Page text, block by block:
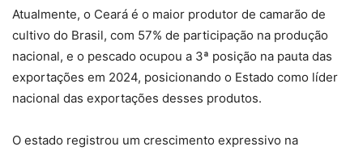
Atualmente, o Ceará é o maior produtor de camarão de
cultivo do Brasil, com 57% de participação na produção
nacional, e o pescado ocupou a 3ª posição na pauta das
exportações em 2024, posicionando o Estado como líder
nacional das exportações desses produtos.
O estado registrou um crescimento expressivo na